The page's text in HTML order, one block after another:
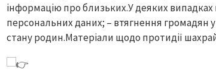
інформацію про близьких.У деяких
персональних даних; – втягнення громадян у
стану родин.Матеріали щодо протидії